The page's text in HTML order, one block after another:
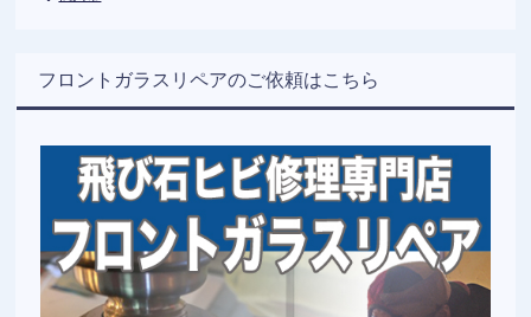
フロントガラスリペアのご依頼はこちら